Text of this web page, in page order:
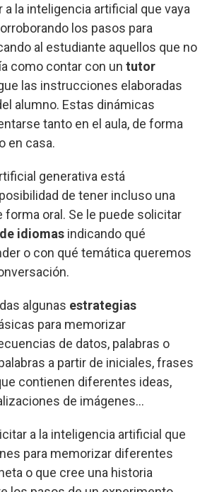
la inteligencia artificial que vaya
los pasos para
al estudiante aquellos que no
como contar con un tutor
las instrucciones elaboradas
alumno. Estas dinámicas
tanto en el aula, de forma
en casa.
generativa está
de tener incluso una
forma oral. Se le puede solicitar
idiomas indicando qué
o con qué temática queremos
algunas estrategias
para memorizar
de datos, palabras o
a partir de iniciales, frases
contienen diferentes ideas,
de imágenes…
a la inteligencia artificial que
para memorizar diferentes
o que cree una historia